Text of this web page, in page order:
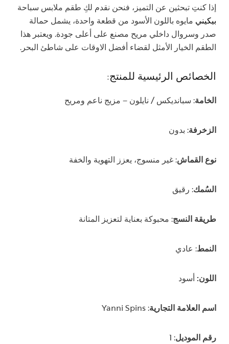
إذا كنتِ تبحثين عن التميز، فنحن نقدم لكِ طقم ملابس سباحة
بيكيني مايوه باللون الأسود من قطعة واحدة، يشمل حمالة
صدر وسروال داخلي مريح مصنع على أعلى جودة. ويعتبر هذا
الطقم الخيار الأمثل لقضاء أفضل الاوقات على شاطئ البحر.
الخصائص الرئيسية للمنتج:
الخامة: سبانديكس / نايلون – مزيج ناعم ومريح
الزخرفة: بدون
نوع القماش: غير منسوج، يعزز التهوية والخفة
السُمك: رقيق
طريقة النسج: محبوكة بعناية لتعزيز المتانة
النمط: عادي
اللون:أسود
اسم العلامة التجارية: Yanni Spins
رقم الموديل:
1